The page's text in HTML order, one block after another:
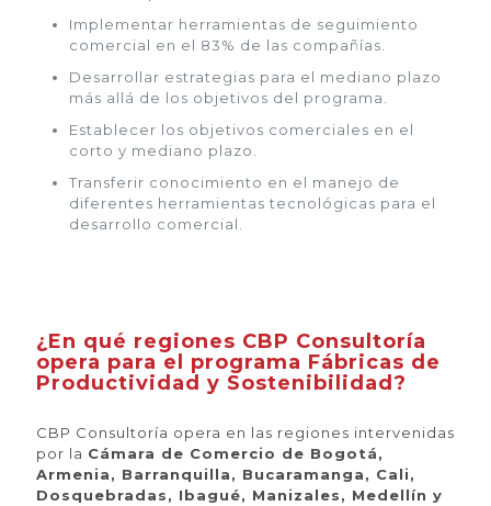
Implementar herramientas de seguimiento
comercial en el 83% de las compañías.
Desarrollar estrategias para el mediano plazo
más allá de los objetivos del programa.
Establecer los objetivos comerciales en el
corto y mediano plazo.
Transferir conocimiento en el manejo de
diferentes herramientas tecnológicas para el
desarrollo comercial.
¿En qué regiones CBP Consultoría
opera para el programa Fábricas de
Productividad y Sostenibilidad?
CBP Consultoría opera en las regiones intervenidas
por la Cámara de Comercio de Bogotá,
Armenia, Barranquilla, Bucaramanga, Cali,
Dosquebradas, Ibagué, Manizales, Medellín y